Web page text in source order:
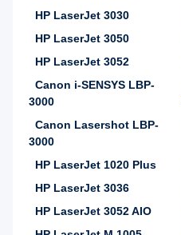
HP LaserJet 3030
HP LaserJet 3050
HP LaserJet 3052
Canon i-SENSYS LBP-
3000
Canon Lasershot LBP-
3000
HP LaserJet 1020 Plus
HP LaserJet 3036
HP LaserJet 3052 AIO